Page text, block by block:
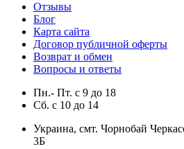
Отзывы
Блог
Карта сайта
Договор публичной оферты
Возврат и обмен
Вопросы и ответы
Пн.- Пт. с 9 до 18
Сб. с 10 до 14
Украина, смт. Чорнобай
3Б